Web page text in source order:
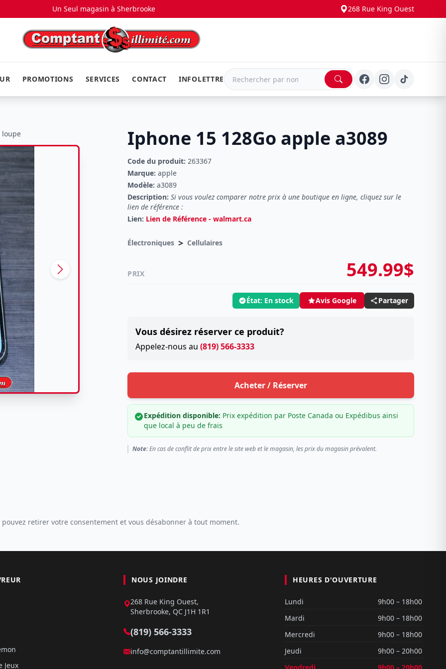
Un Seul magasin à Sherbrooke 268 Rue King Ouest
PROMOTIONS SERVICES CONTACT INFOLETTRE
loupe Iphone 15 128Go apple a3089
Code du produit: 263367
Marque: apple
Modèle: a3089
Description: Si vous voulez comparer notre prix à une boutique en ligne, cliquez sur le
lien de référence :
Lien: Lien de Référence - walmart.ca
Électroniques > Cellulaires
PRIX 549.99$
État: En stock Avis Google Partager
Vous désirez réserver ce produit?
Appelez-nous au (819) 566-3333
Acheter / Réserver
Expédition disponible: Prix expédition par Poste Canada ou Expédibus ainsi
que local à peu de frais
Note:En cas de conflit de prix entre le site web et le magasin, les prix du magasin prévalent.
pouvez retirer votre consentement et vous désabonner à tout moment.
Jeux
NOUS JOINDRE
268 Rue King Ouest,
Sherbrooke, QC J1H 1R1
(819) 566-3333
info@comptantillimite.com
HEURES D'OUVERTURE
Lundi
9h00 – 18h00
Mardi
9h00 – 18h00
Mercredi
9h00 – 18h00
Jeudi
9h00 – 20h00